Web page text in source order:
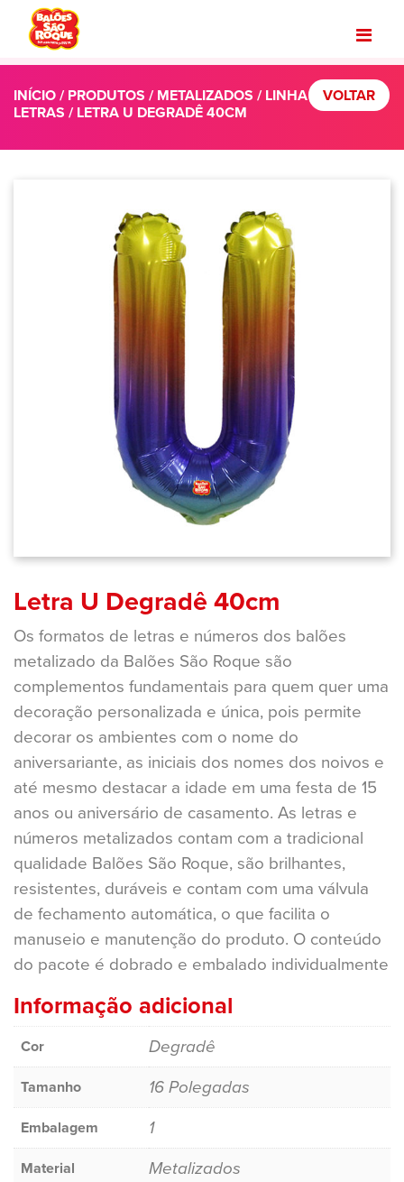
INÍCIO/PRODUTOS / METALIZADOS / LINHA
LETRAS / LETRA U DEGRADÊ 40CM
VOLTAR
Letra U Degradê 40cm
Os formatos de letras e números dos balões
metalizado da Balões São Roque são
complementos fundamentais para quem quer uma
decoração personalizada e única, pois permite
decorar os ambientes com o nome do
aniversariante, as iniciais dos nomes dos noivos e
até mesmo destacar a idade em uma festa de 15
anos ou aniversário de casamento. As letras e
números metalizados contam com a tradicional
qualidade Balões São Roque, são brilhantes,
resistentes, duráveis e contam com uma válvula
de fechamento automática, o que facilita o
manuseio e manutenção do produto. O conteúdo
do pacote é dobrado e embalado individualmente
Informação adicional
Cor Degradê
Tamanho 16 Polegadas
Embalagem 1
Material Metalizados